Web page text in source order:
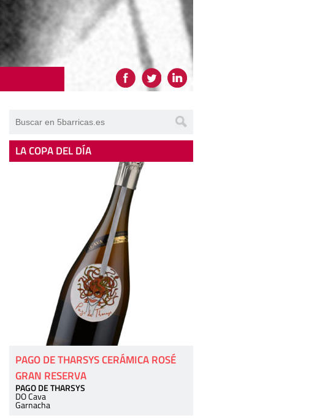
LA COPA DEL DÍA
PAGO DE THARSYS CERÁMICA ROSÉ
GRAN RESERVA
PAGO DE THARSYS
DO Cava
Garnacha